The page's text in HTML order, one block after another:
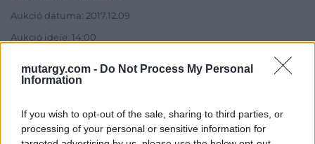
mutargy.com - Do Not Process My Personal
Information
If you wish to opt-out of the sale, sharing to third parties, or
processing of your personal or sensitive information for
Aukció dátuma: 2017.12.09
Aukció ideje: 14:00
Tételszám: 1514
Eladó adatai